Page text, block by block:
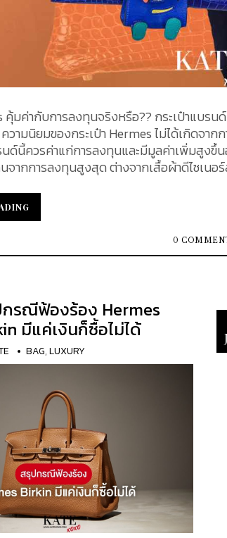
คุ้มค่ากับการลงทุนจริงหรือ?? กระเป๋าแบ
ามนิยมของกระเป๋า Hermes ไม่ได้เกิดจา
นด์นี้ควรค่าแก่การลงทุนและมีมูลค่าเพิ่มสูง
ากการลงทุนสูงสุด ต่างจากเสื้อผ้าดีไซเนอ
ให้กระเป๋า Hermes มีมูลค่าเพิ่มสูงขึ้นทุกปี นอ
แบรนด์ที่เพิ่มมูลค่าแล้ว สิ่งที่ KATEXOXO
มีมูลค่า และเป็นสินทรัพย์ที่ควรค่าแก่การนำไปลงทุ
งค์และอุปทานจะส่งผลกระทบต่อราคาตล
าม มีกระเป๋า Birkin หมุนเวียนอยู่ในตลาดปร
รเติบโตขึ้น Hermes ผลิตกระเป๋าในจำนวนจำกัดแต่ละรุ่น ทำให้มีความเป็น
ยาก นอกจากนี้ การรอคิวสำหรับการสั่งซื้อกร
ห้กระเป๋าเหล่านี้มีความเป็นที่ต้องการมากขึ้น
0
รณีฟ้องร้อง Hermes
มีแค่เงินก็ซื้อไม่ได้
BAG,LUXURY